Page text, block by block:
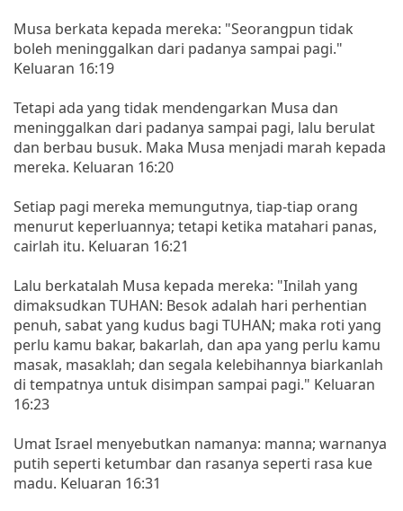
Musa berkata kepada mereka: "Seorangpun tidak
boleh meninggalkan dari padanya sampai pagi."
Keluaran 16:19
Tetapi ada yang tidak mendengarkan Musa dan
meninggalkan dari padanya sampai pagi, lalu berulat
dan berbau busuk. Maka Musa menjadi marah kepada
mereka. Keluaran 16:20
Setiap pagi mereka memungutnya, tiap-tiap orang
menurut keperluannya; tetapi ketika matahari panas,
cairlah itu. Keluaran 16:21
Lalu berkatalah Musa kepada mereka: "Inilah yang
dimaksudkan TUHAN: Besok adalah hari perhentian
penuh, sabat yang kudus bagi TUHAN; maka roti yang
perlu kamu bakar, bakarlah, dan apa yang perlu kamu
masak, masaklah; dan segala kelebihannya biarkanlah
di tempatnya untuk disimpan sampai pagi." Keluaran
16:23
Umat Israel menyebutkan namanya: manna; warnanya
putih seperti ketumbar dan rasanya seperti rasa kue
madu. Keluaran 16:31